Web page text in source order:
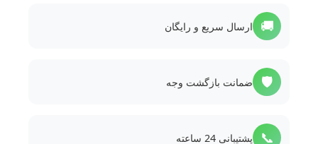
🚚 ارسال سریع و رایگان
🛡️ ضمانت بازگشت وجه
📞 پشتیبانی 24 ساعته